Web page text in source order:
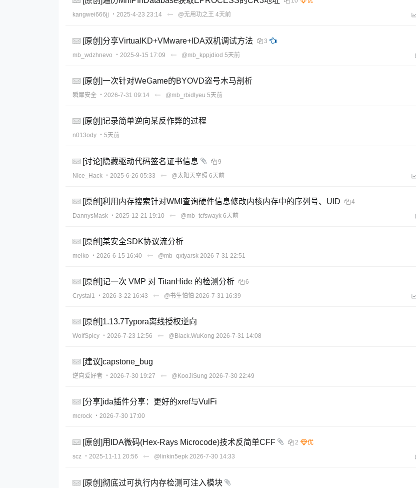
kangwei666jj
・2025-4-23 23:14 @无用功之王 4天前
[原创]分享VirtualKD+VMware+IDA双机调试方法
3
mb_wdzhnevo
・2025-9-15 17:09 @mb_kppjdiod 5天前
[原创]一次针对WeGame的BYOVD盗号木马剖析
瞬犀安全 ・2026-7-31 09:14 @mb_rbidlyeu 5天前
[原创]记录简单逆向某反作弊的过程
n013ody ・5天前
[讨论]隐藏驱动代码签名证书信息
9
NIce_Hack ・2025-6-26 05:33 @太阳天空照 6天前
[原创]利用内存搜索针对WMI查询硬件信息修改内核内存中的序列号、UID
4
DannysMask ・2025-12-21 19:10 @mb_tcfswayk 6天前
[原创]某安全SDK协议流分析
meiko ・2026-6-15 16:40 @mb_qxtyarsk 2026-7-31 22:51
[原创]记一次 VMP 对 TitanHide 的检测分析
6
Crystal1
・2026-3-22 16:43 @书生怕怕 2026-7-31 16:39
[原创]1.13.7Typora离线授权逆向
WolfSpicy ・2026-7-23 12:56 @Black.WuKong 2026-7-31 14:08
[建议]capstone_bug
逆向爱好者 ・2026-7-30 19:27 @KooJiSung 2026-7-30 22:49
[分享]ida插件分享：更好的xref与VulFi
mcrock ・2026-7-30 17:00
[原创]用IDA微码(Hex-Rays Microcode)技术反简单CFF
2
scz ・2025-11-11 20:56 @linkin5epk 2026-7-30 14:33
[原创]彻底过可执行内存检测可注入模块